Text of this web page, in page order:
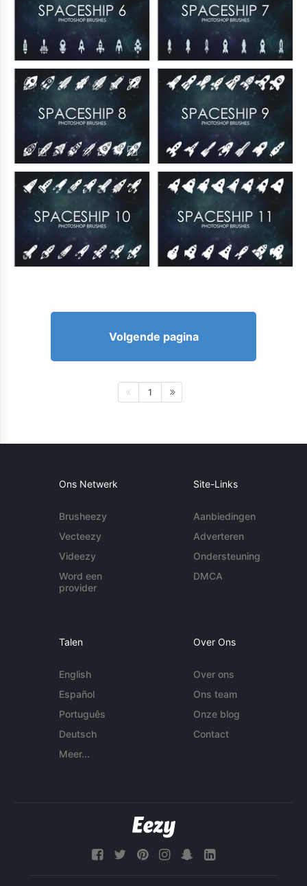
Volgende pagina
1
Ons Netwerk
Brusheezy
Vecteezy
Videezy
Word een
provider
Site-Links
Aanbiedingen
Adverteren
Ondersteuning
DMCA
Talen
English
Español
Português
Deutsch
Meer...
Over Ons
Over ons
Ons team
Onze blog
Contact